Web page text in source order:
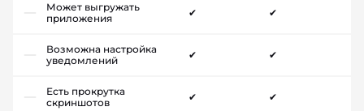
Может выгружать
приложения
✔ ✔
Возможна настройка
уведомлений
✔ ✔
Есть прокрутка
скриншотов
✔ ✔